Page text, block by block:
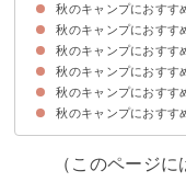
秋のキャンプに使い
秋のキャンプにおすす
①なすの揚げびたし
②簡単なのにおしゃ
③おしゃれなバーベ
④秋の季節にぴった
⑤季節の味覚を楽し
⑥アサリのバター酒
秋のキャンプにおすす
①芋煮
②旬の食材で作る！
秋のキャンプにおすす
①ダッチオーブンで
②キャンプならでは
③サケのホイル焼き
④しいたけの直火焼
⑤チャンチャン焼き
⑥サンマの炭火焼
秋のキャンプにおすす
①キャンプの昼ごはん
②旬の秋鮭を使って
③豪華なメイン料理
④土鍋で調理！栗ご
⑤秋の炊き込みご飯
秋のキャンプにおすす
①家族キャンプに人
②子供も大好き！絶
③かぼちゃのホイル
④アウトドアでも作
⑤簡単に剥ける！ス
⑥ビールの缶で作れ
秋のキャンプにおすす
（このページ